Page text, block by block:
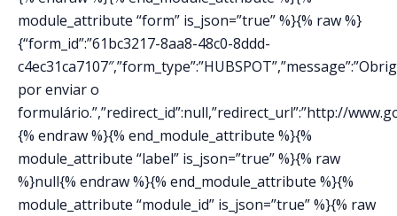
module_attribute “form” is_json=”true” %}{% raw %}
{“form_id”:”61bc3217-8aa8-48c0-8ddd-
por enviar o
formulário.”,”redirect_id”:null,”redirect_url”:”http://
{% endraw %}{% end_module_attribute %}{%
module_attribute “label” is_json=”true” %}{% raw
%}null{% endraw %}{% end_module_attribute %}{%
module_attribute “module_id” is_json=”true” %}{% raw